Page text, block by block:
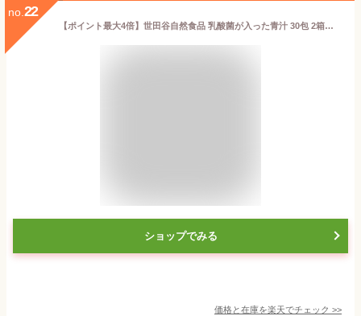
no. 22
【ポイント最大4倍】世田谷自然食品 乳酸菌が入った青汁 30包 2箱セット
ショップでみる
価格と在庫を楽天でチェック >>